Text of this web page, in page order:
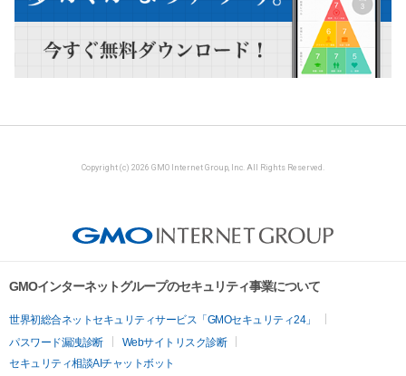
Copyright (c) 2026 GMO Internet Group, Inc. All Rights Reserved.
GMOインターネットグループのセキュリティ事業について
世界初総合ネットセキュリティサービス「GMOセキュリティ24」
パスワード漏洩診断
Webサイトリスク診断
セキュリティ相談AIチャットボット